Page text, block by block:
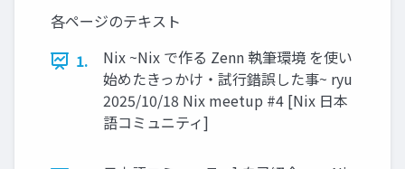
各ページのテキスト
1.
Nix ~Nix で作る Zenn 執筆環境 を使い
始めたきっかけ・試行錯誤した事~ ryu
2025/10/18 Nix meetup #4 [Nix 日本
語コミュニティ]